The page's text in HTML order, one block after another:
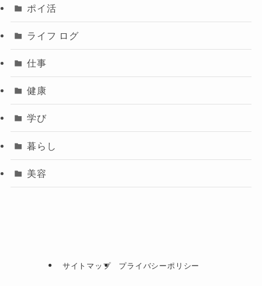
ポイ活
ライフ ログ
仕事
健康
学び
暮らし
美容
サイトマップ プライバシーポリシー